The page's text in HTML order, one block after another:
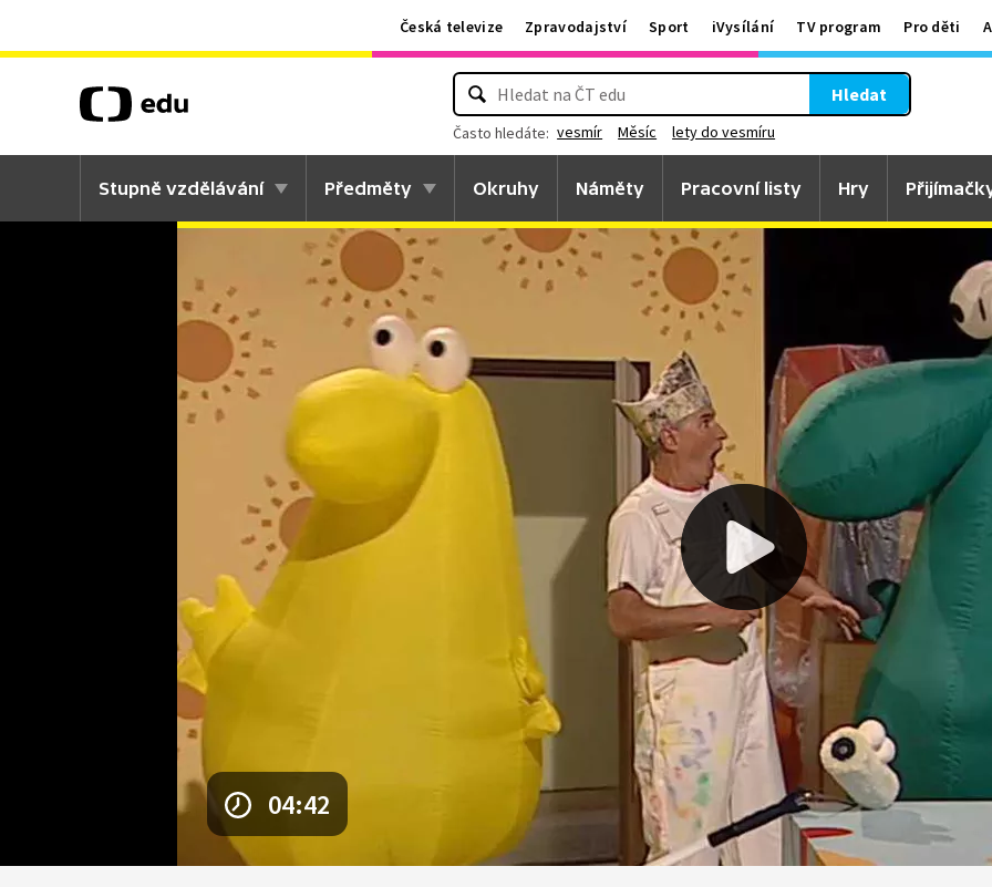
Česká televize Zpravodajství Sport iVysílání TV program Pro děti
Hledat
Často hledáte: vesmír Měsíc lety do vesmíru
Stupně vzdělávání Předměty Okruhy Náměty Pracovní listy Hry
04:42